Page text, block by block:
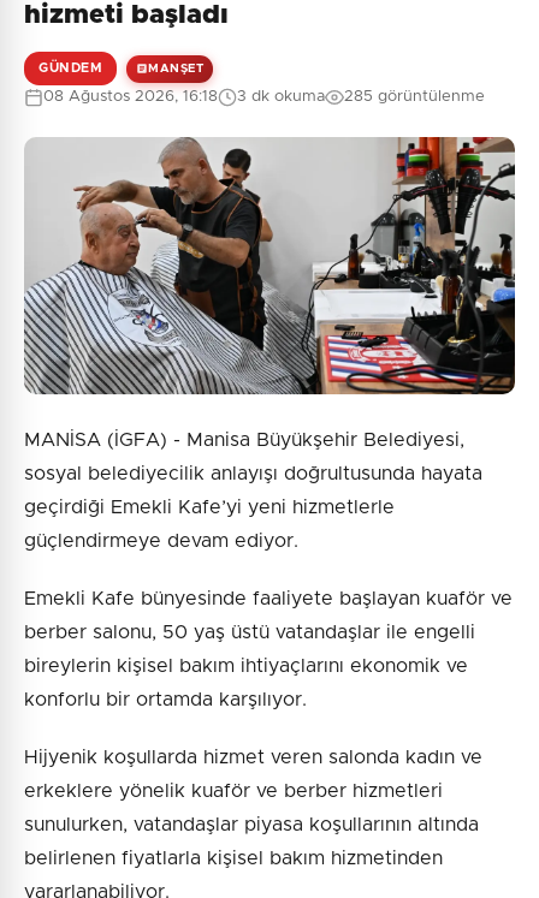
hizmeti başladı
GÜNDEM MANŞET
08 Ağustos 2026, 16:18 3 dk okuma 285 görüntülenme
MANİSA (İGFA) - Manisa Büyükşehir Belediyesi,
sosyal belediyecilik anlayışı doğrultusunda hayata
geçirdiği Emekli Kafe’yi yeni hizmetlerle
güçlendirmeye devam ediyor.
Emekli Kafe bünyesinde faaliyete başlayan kuaför ve
berber salonu, 50 yaş üstü vatandaşlar ile engelli
bireylerin kişisel bakım ihtiyaçlarını ekonomik ve
konforlu bir ortamda karşılıyor.
Hijyenik koşullarda hizmet veren salonda kadın ve
erkeklere yönelik kuaför ve berber hizmetleri
sunulurken, vatandaşlar piyasa koşullarının altında
belirlenen fiyatlarla kişisel bakım hizmetinden
yararlanabiliyor.